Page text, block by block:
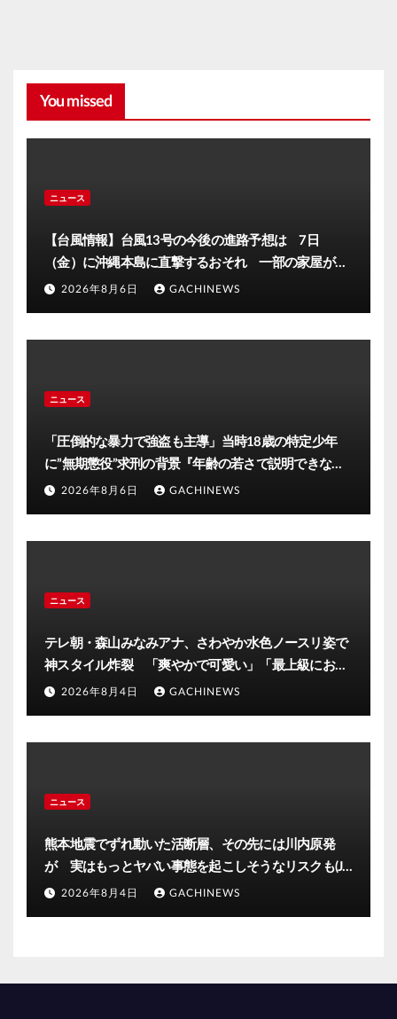
You missed
ニュース
【台風情報】台風13号の今後の進路予想は 7日
（金）に沖縄本島に直撃するおそれ 一部の家屋が倒
壊するおそれがある猛烈な風が吹く見込み(FNNプライ
2026年8月6日 GACHINEWS
ニュース
「圧倒的な暴力で強盗も主導」当時18歳の特定少年
に”無期懲役”求刑の背景『年齢の若さで説明できない
ほど悪質だと検察が判断』＜元裁判官が解説＞全国的
2026年8月6日 GACHINEWS
ニュース
テレ朝・森山みなみアナ、さわやか水色ノースリ姿で
神スタイル炸裂 「爽やかで可愛い」「最上級にお似
合い」(J-CASTニュース)
2026年8月4日 GACHINEWS
ニュース
熊本地震でずれ動いた活断層、その先には川内原発
が 実はもっとヤバい事態を起こしそうなリスクも(J-
CASTニュース)
2026年8月4日 GACHINEWS